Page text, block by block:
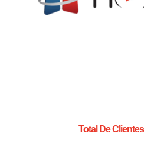
Total De